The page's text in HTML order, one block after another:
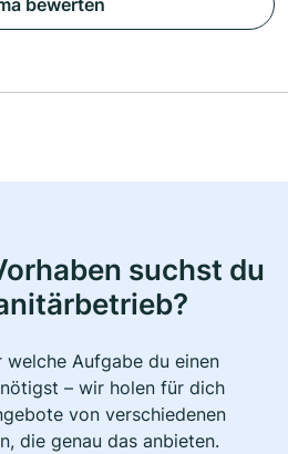
bewerten
suchst du
welche Aufgabe du einen
– wir holen für dich
von verschiedenen
die genau das anbieten.